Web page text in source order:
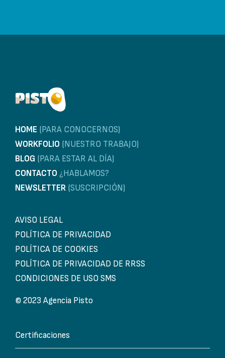
HOME (PARA CONOCERNOS)
WORKFOLIO (NUESTRO TRABAJO)
BLOG (PARA ESTAR AL DÍA)
CONTACTO ¿HABLAMOS?
NEWSLETTER (SUSCRIPCIÓN)
AVISO LEGAL
POLÍTICA DE PRIVACIDAD
POLÍTICA DE COOKIES
POLÍTICA DE PRIVACIDAD DE RRSS
CONDICIONES DE USO SMS
© 2023 Agencia Pisto
Certificaciones